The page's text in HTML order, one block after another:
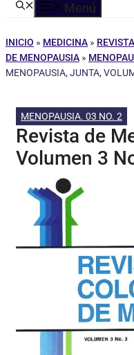
Menú
INICIO » MEDICINA »
DE MENOPAUSIA »
MENOPAUSIA, JUNTA,
MENOPAUSIA. 03 NO. 2
Revista de
Volumen 3